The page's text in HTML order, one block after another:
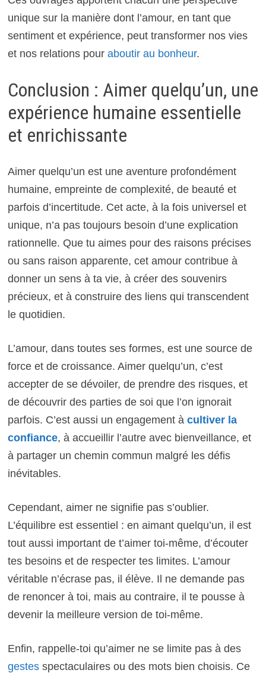
unique sur la manière dont l’amour, en tant que
sentiment et expérience, peut transformer nos vies
et nos relations pour aboutir au bonheur.
Conclusion : Aimer quelqu’un, une
expérience humaine essentielle
et enrichissante
Aimer quelqu’un est une aventure profondément
humaine, empreinte de complexité, de beauté et
parfois d’incertitude. Cet acte, à la fois universel et
unique, n’a pas toujours besoin d’une explication
rationnelle. Que tu aimes pour des raisons précises
ou sans raison apparente, cet amour contribue à
donner un sens à ta vie, à créer des souvenirs
précieux, et à construire des liens qui transcendent
le quotidien.
L’amour, dans toutes ses formes, est une source de
force et de croissance. Aimer quelqu’un, c’est
accepter de se dévoiler, de prendre des risques, et
de découvrir des parties de soi que l’on ignorait
parfois. C’est aussi un engagement à cultiver la
confiance, à accueillir l’autre avec bienveillance, et
à partager un chemin commun malgré les défis
inévitables.
Cependant, aimer ne signifie pas s’oublier.
L’équilibre est essentiel : en aimant quelqu’un, il est
tout aussi important de t’aimer toi-même, d’écouter
tes besoins et de respecter tes limites. L’amour
véritable n’écrase pas, il élève. Il ne demande pas
de renoncer à toi, mais au contraire, il te pousse à
devenir la meilleure version de toi-même.
Enfin, rappelle-toi qu’aimer ne se limite pas à des
gestesspectaculaires ou des mots bien choisis. Ce